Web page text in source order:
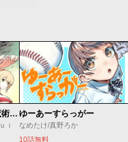
追放されたチート付与魔術師は気ままなセカンドライフを謳歌する。 ～俺は武器だけじゃなく、あらゆるものに『強化ポイント』を付与できるし、俺の意思でいつでも効果を解除できるけど、残った人たち大丈夫？～
ｉ
ゆーあーすらっがー
なめたけ/真野ろか
10話無料